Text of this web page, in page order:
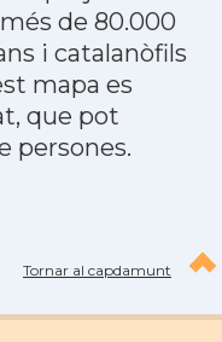
de 80.000
i catalanòfils
mapa es
que pot
persones.
Tornar al capdamunt